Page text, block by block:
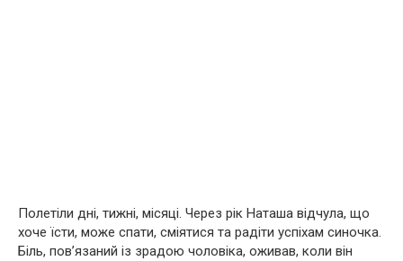
Полетіли дні, тижні, місяці. Через рік Наташа відчула, що
хоче їсти, може спати, сміятися та радіти успіхам синочка.
Біль, пов’язаний із зрадою чоловіка, оживав, коли він